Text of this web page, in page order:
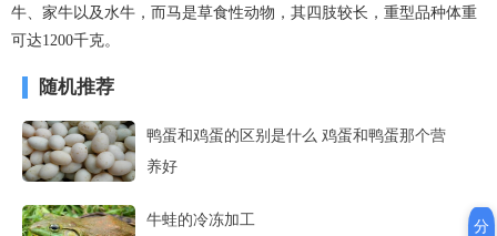
牛、家牛以及水牛，而马是草食性动物，其四肢较长，重型品种体重
可达1200千克。
随机推荐
鸭蛋和鸡蛋的区别是什么 鸡蛋和鸭蛋那个营
养好
牛蛙的冷冻加工
分